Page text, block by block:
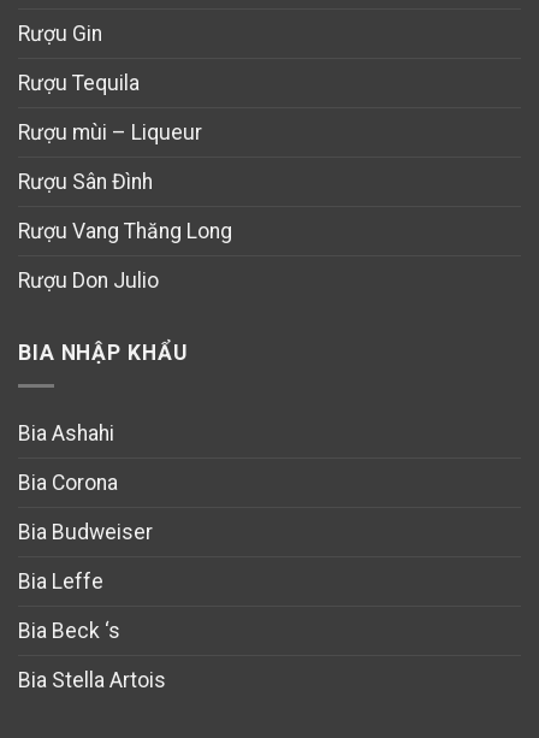
Rượu Gin
Rượu Tequila
Rượu mùi – Liqueur
Rượu Sân Đình
Rượu Vang Thăng Long
Rượu Don Julio
BIA NHẬP KHẨU
Bia Ashahi
Bia Corona
Bia Budweiser
Bia Leffe
Bia Beck ‘s
Bia Stella Artois